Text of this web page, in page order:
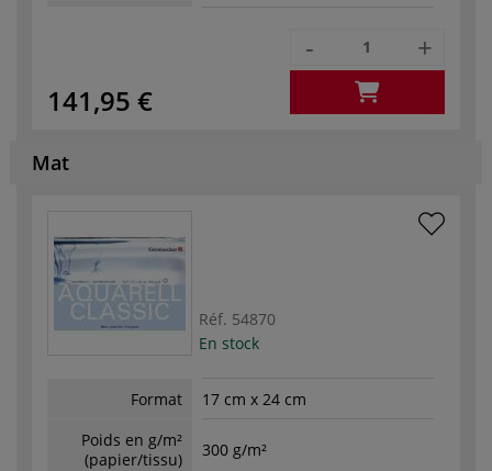
141,95 €
- +
Mat
Réf. 54870
En stock
Format
17 cm x 24 cm
Poids en g/m²
(papier/tissu)
300 g/m²